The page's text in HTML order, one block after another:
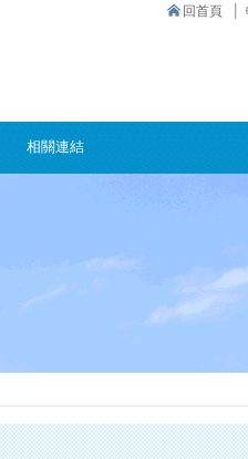
回首頁
相關連結